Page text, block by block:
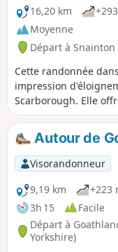
16,20 km
Moyenne
Départ à
Cette randonnée
impression
Scarborough. Elle
Troutsdale et Upper
partie recouverte de
L'itinéraire est
Autour de
Visorandonneur
9,19 km
+223
3h 15
Facile
Départ à
Yorkshire)